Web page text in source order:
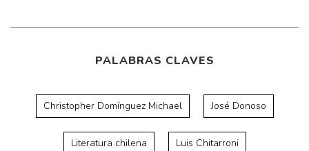
PALABRAS CLAVES
Christopher Domínguez Michael José Donoso
Literatura chilena Luis Chitarroni